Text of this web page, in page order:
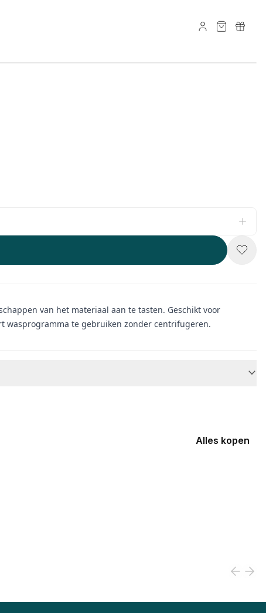
van het materiaal aan te tasten. Geschikt voor
wasprogramma te gebruiken zonder centrifugeren.
Alles kopen